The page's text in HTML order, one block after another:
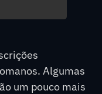
Algumas
um pouco mais